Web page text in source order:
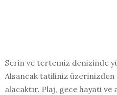
Serin ve tertemiz denizinde
Alsancak tatiliniz üzerinizden
alacaktır. Plaj, gece hayati ve